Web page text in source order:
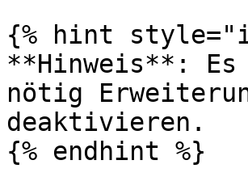
{% hint
**Hinweis**:
nötig
deaktivieren.
{% endhint %}